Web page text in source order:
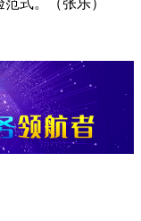
式。（张乐）